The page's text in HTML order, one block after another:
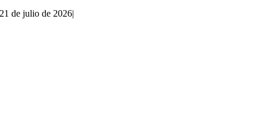
21 de julio de 2026|